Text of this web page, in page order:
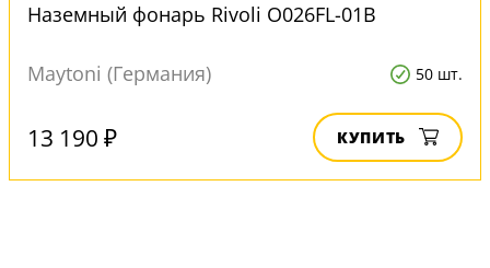
Наземный фонарь Rivoli O026FL-01B
Maytoni (Германия) 50 шт.
13 190 ₽ КУПИТЬ